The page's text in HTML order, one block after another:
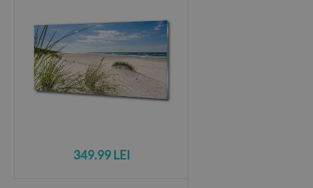
349.99 LEI